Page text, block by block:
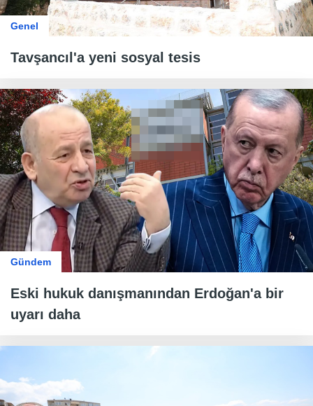
Genel
Tavşancıl'a yeni sosyal tesis
Gündem
Eski hukuk danışmanından Erdoğan'a bir
uyarı daha